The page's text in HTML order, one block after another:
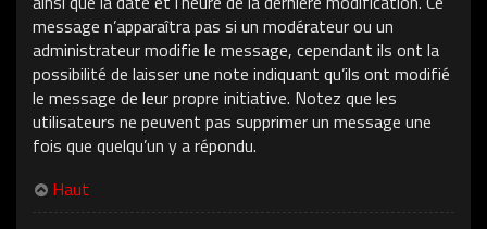
message n’apparaîtra pas si un modérateur ou un
administrateur modifie le message, cependant ils ont la
possibilité de laisser une note indiquant qu’ils ont modifié
le message de leur propre initiative. Notez que les
utilisateurs ne peuvent pas supprimer un message une
fois que quelqu’un y a répondu.
Haut